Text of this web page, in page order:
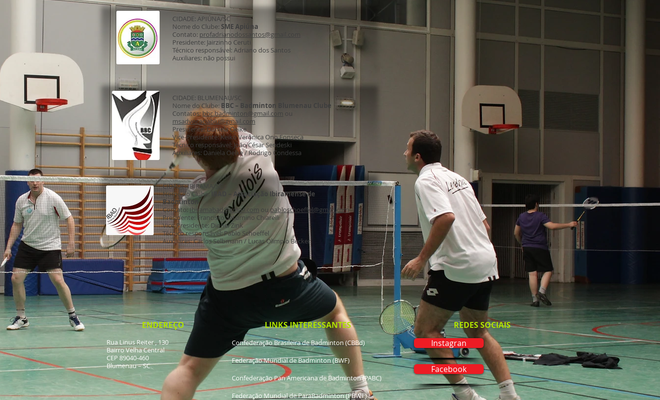
CIDADE: APIÚNA/SC
Nome do Clube: SME Apiúna
Contato: profadrianodossantos@gmail.com
Presidente: Jairzinho Ceruti
Técnico responsável: Adriano dos Santos
Auxiliares: não possui
CIDADE: BLUMENAU/SC
Nome do Clube:BBC – Badminton Blumenau Clube
Contatos:bbc.badminton@gmail.com ou
msadvocaciablu@gmail.com
Presidente: Daniela Oelke
Vice-Presidente: Keiko Verônica Ono Fonseca
Técnico responsável: João César Sendeski
Auxiliares: Daniela Oelke / Rodrigo Condessa
CIDADE: IBIRAMA/SC
Nome do Clube:
IBAD – Associação Ibiramense de
Badminton
Contato: Ibiramabad@gmail.com oupabloschoeffel@gmail.com
Presidente: Francisco Saturnino Chiarelli
Vice-Presidente: Dionei Zink
Técnico responsável: Pablo Schoeffel
Auxiliares: Carlos Selbmann / Lucas Olimpio Becker
ENDEREÇO
Rua Linus Reiter , 130
Bairro Velha Central
CEP 89040-460
Blumenau – SC
LINKS INTERESSANTES
Confederação Brasileira de Badminton (CBBd)​
Federação Mundial de Badminton (BWF)
Confederação Pan Americana de Badminton (PABC)
Federação Mundial de ParaBadminton (PBWF)
REDES SOCIAIS
Instagran
Facebook